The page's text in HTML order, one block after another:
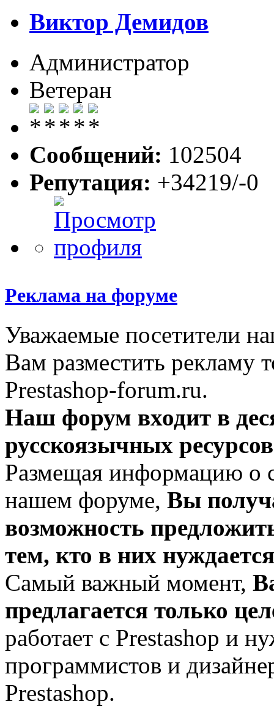
Виктор Демидов
Администратор
Ветеран
Сообщений: 102504
Репутация: +34219/-0
Реклама на форуме
Уважаемые посетители
Вам разместить рекламу
Prestashop-forum.ru.
Наш форум входит в
русскоязычных
Размещая информацию о
нашем форуме, Вы
возможность
тем, кто в них
Самый важный момент,
предлагается только
работает с Prestashop и
программистов и
Prestashop.